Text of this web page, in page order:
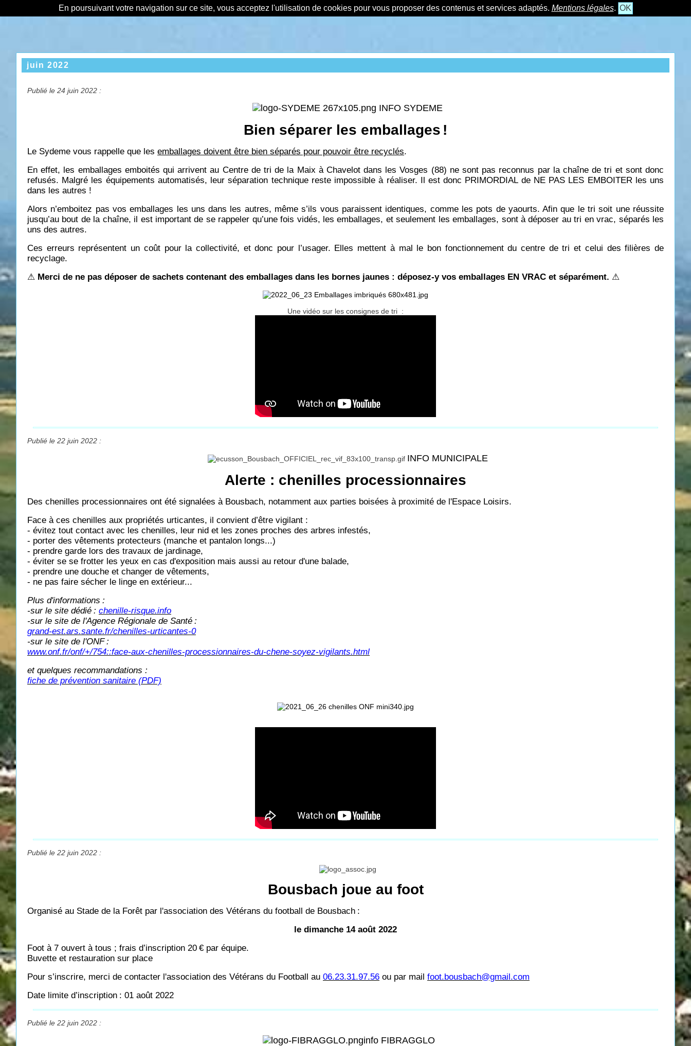
En poursuivant votre navigation sur ce site, vous acceptez l'utilisation de cookies pour vous proposer des contenus et services adaptés. Mentions légales. OK
juin 2022
Publié le 24 juin 2022 :
INFO SYDEME
Bien séparer les emballages !
Le Sydeme vous rappelle que les emballages doivent être bien séparés pour pouvoir être recyclés.
En effet, les emballages emboités qui arrivent au Centre de tri de la Maix à Chavelot dans les Vosges (88) ne sont pas reconnus par la chaîne de tri et sont donc
refusés. Malgré les équipements automatisés, leur séparation technique reste impossible à réaliser. Il est donc PRIMORDIAL de NE PAS LES EMBOITER les uns
dans les autres !
Alors n’emboitez pas vos emballages les uns dans les autres, même s’ils vous paraissent identiques, comme les pots de yaourts. Afin que le tri soit une réussite
jusqu’au bout de la chaîne, il est important de se rappeler qu’une fois vidés, les emballages, et seulement les emballages, sont à déposer au tri en vrac, séparés les
uns des autres.
Ces erreurs représentent un coût pour la collectivité, et donc pour l’usager. Elles mettent à mal le bon fonctionnement du centre de tri et celui des filières de
recyclage.
⚠ Merci de ne pas déposer de sachets contenant des emballages dans les bornes jaunes : déposez-y vos emballages EN VRAC et séparément. ⚠
Une vidéo sur les consignes de tri :
Publié le 22 juin 2022 :
INFO MUNICIPALE
Alerte : chenilles processionnaires
Des chenilles processionnaires ont été signalées à Bousbach, notamment aux parties boisées à proximité de l'Espace Loisirs.
Face à ces chenilles aux propriétés urticantes, il convient d’être vigilant :
- évitez tout contact avec les chenilles, leur nid et les zones proches des arbres infestés,
- porter des vêtements protecteurs (manche et pantalon longs...)
- prendre garde lors des travaux de jardinage,
- éviter se se frotter les yeux en cas d'exposition mais aussi au retour d'une balade,
- prendre une douche et changer de vêtements,
- ne pas faire sécher le linge en extérieur...
Plus d'informations :
-sur le site dédié : chenille-risque.info
-sur le site de l'Agence Régionale de Santé :
grand-est.ars.sante.fr/chenilles-urticantes-0
-sur le site de l'ONF :
www.onf.fr/onf/+/754::face-aux-chenilles-processionnaires-du-chene-soyez-vigilants.html
et quelques recommandations :
fiche de prévention sanitaire (PDF)
Publié le 22 juin 2022 :
Bousbach joue au foot
Organisé au Stade de la Forêt par l'association des Vétérans du football de Bousbach :
le dimanche 14 août 2022
Foot à 7 ouvert à tous ; frais d’inscription 20 € par équipe.
Buvette et restauration sur place
Pour s’inscrire, merci de contacter l'association des Vétérans du Football au 06.23.31.97.56 ou par mail foot.bousbach@gmail.com
Date limite d’inscription : 01 août 2022
Publié le 22 juin 2022 :
info FIBRAGGLO